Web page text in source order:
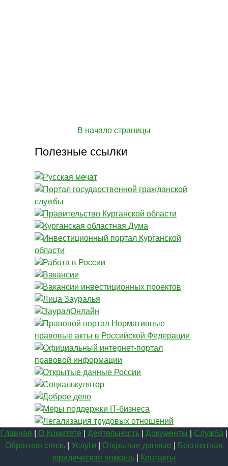
В начало страницы
Полезные ссылки
Главная О Комитете Деятельность Документы Служба
Обратная связь
Услуги Открытые данные
Бесплатная
юридическая помощь
Контакты